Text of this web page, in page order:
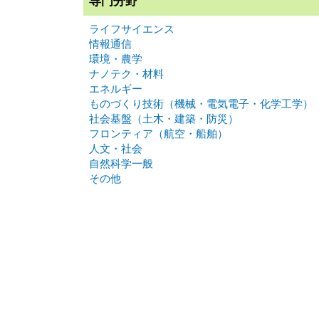
ライフサイエンス
情報通信
環境・農学
ナノテク・材料
エネルギー
ものづくり技術（機械・電気電子・化学工学）
社会基盤（土木・建築・防災）
フロンティア（航空・船舶）
人文・社会
自然科学一般
その他